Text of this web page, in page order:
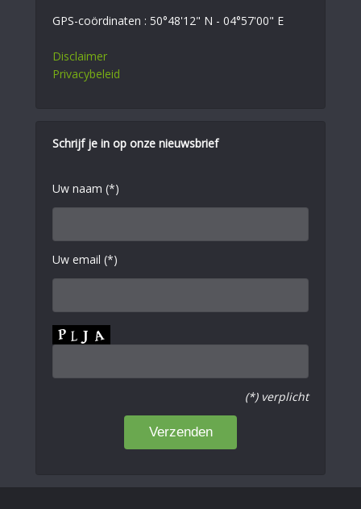
GPS-coördinaten : 50°48'12" N - 04°57'00" E
Disclaimer
Privacybeleid
Schrijf je in op onze nieuwsbrief
Uw naam (*)
Uw email (*)
(*) verplicht